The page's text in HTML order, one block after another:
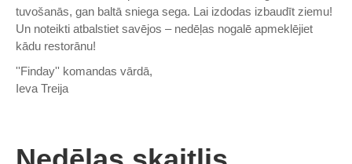
tuvošanās, gan baltā sniega sega. Lai izdodas izbaudīt ziemu!
Un noteikti atbalstiet savējos – nedēļas nogalē apmeklējiet
kādu restorānu!
''Finday'' komandas vārdā,
Ieva Treija